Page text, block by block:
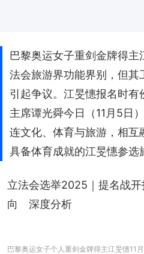
巴黎奥运女子重剑金牌得
法会旅游界功能界别，但其
引起争议。江旻憓报名时
主席谭光舜今日（11月5日
连文化、体育与旅游，相互
具备体育成就的江旻憓参选
立法会选举2025｜提名战
向　深度分析
巴黎奥运女子个人重剑金牌得主江旻憓11